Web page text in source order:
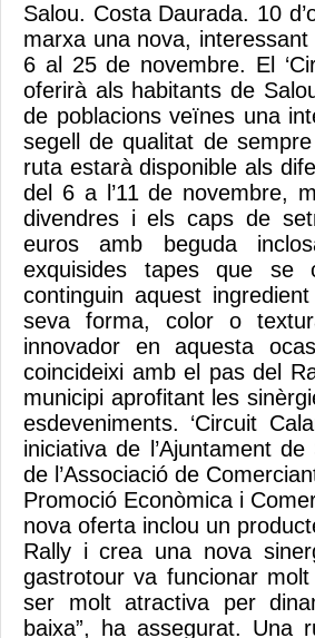
Salou. Costa Daurada. 10
marxa una nova,
6 al 25 de novembre. El
oferirà als habitants de
de poblacions veïnes una
segell de qualitat de
ruta estarà disponible als
del 6 a l’11 de novembre,
divendres i els caps de
euros amb beguda
exquisides tapes que se
continguin aquest
seva forma, color o
innovador en aquesta
coincideixi amb el pas del
municipi aprofitant les
esdeveniments. ‘Circuit
iniciativa de l’Ajuntament
de l’Associació de
Promoció Econòmica i
nova oferta inclou un
Rally i crea una nova
gastrotour va funcionar
ser molt atractiva per
baixa”, ha assegurat. Una